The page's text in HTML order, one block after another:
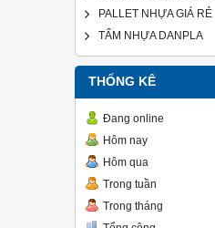
PALLET NHỰA GIÁ RẺ
TẤM NHỰA DANPLA
THỐNG KÊ
Đang online
Hôm nay
Hôm qua
Trong tuần
Trong tháng